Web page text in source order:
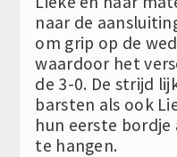
naar de
om grip op de
waardoor het
de 3-0. De strijd
barsten als ook
hun eerste
te hangen.